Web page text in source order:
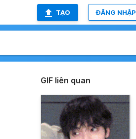
TẠO ĐĂNG NHẬP
GIF liên quan